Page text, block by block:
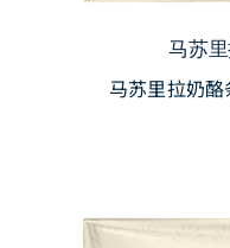
马苏
马苏里拉奶